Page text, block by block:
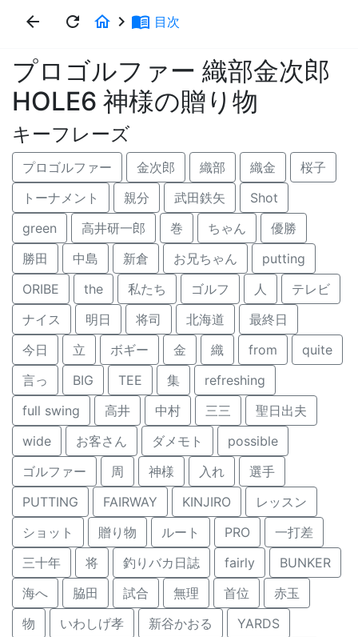
arrow_back refresh home keyboard_arrow_right menu_book 目次
プロゴルファー 織部金次郎
HOLE6 神様の贈り物
キーフレーズ
プロゴルファー 金次郎 織部 織金
桜子
トーナメント
親分 武田鉄矢
Shot
green
高井研一郎 巻 ちゃん
優勝
勝田
中島 新倉 お兄ちゃん
putting
ORIBE
the 私たち ゴルフ 人
テレビ
ナイス
明日 将司 北海道
最終日
今日
立 ボギー 金 織 from
quite
言っ
BIG TEE 集
refreshing
full swing
高井 中村 三三
聖日出夫
wide
お客さん ダメモト
possible
ゴルファー
周 神様 入れ
選手
PUTTING
FAIRWAY KINJIRO
レッスン
ショット
贈り物 ルート PRO
一打差
三十年
将 釣りバカ日誌 fairly
BUNKER
海へ
脇田 試合 無理 首位
赤玉
物
いわしげ孝 新谷かおる
YARDS